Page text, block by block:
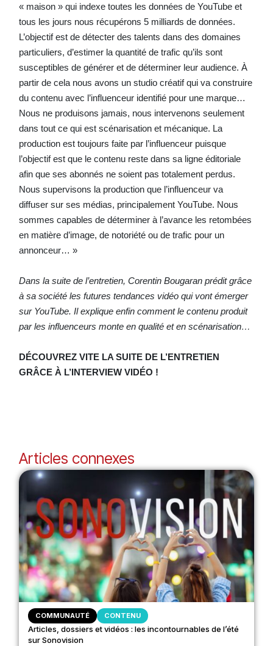
« maison » qui indexe toutes les données de YouTube et
tous les jours nous récupérons 5 milliards de données.
L’objectif est de détecter des talents dans des domaines
particuliers, d’estimer la quantité de trafic qu’ils sont
susceptibles de générer et de déterminer leur audience. À
partir de cela nous avons un studio créatif qui va construire
du contenu avec l’influenceur identifié pour une marque…
Nous ne produisons jamais, nous intervenons seulement
dans tout ce qui est scénarisation et mécanique. La
production est toujours faite par l’influenceur puisque
l’objectif est que le contenu reste dans sa ligne éditoriale
afin que ses abonnés ne soient pas totalement perdus.
Nous supervisons la production que l’influenceur va
diffuser sur ses médias, principalement YouTube. Nous
sommes capables de déterminer à l’avance les retombées
en matière d’image, de notoriété ou de trafic pour un
annonceur… »
Dans la suite de l’entretien, Corentin Bougaran prédit grâce
à sa société les futures tendances vidéo qui vont émerger
sur YouTube. Il explique enfin comment le contenu produit
par les influenceurs monte en qualité et en scénarisation…
DÉCOUVREZ VITE LA SUITE DE L’ENTRETIEN
GRÂCE À L’INTERVIEW VIDÉO !
Articles connexes
COMMUNAUTÉ CONTENU
Articles, dossiers et vidéos : les incontournables de l’été
sur Sonovision